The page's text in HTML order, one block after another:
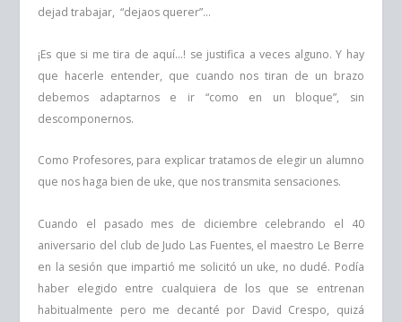
dejad trabajar, “dejaos querer”…
¡Es que si me tira de aquí…! se justifica a veces alguno. Y hay
que hacerle entender, que cuando nos tiran de un brazo
debemos adaptarnos e ir “como en un bloque”, sin
descomponernos.
Como Profesores, para explicar tratamos de elegir un alumno
que nos haga bien de uke, que nos transmita sensaciones.
Cuando el pasado mes de diciembre celebrando el 40
aniversario del club de Judo Las Fuentes, el maestro Le Berre
en la sesión que impartió me solicitó un uke, no dudé. Podía
haber elegido entre cualquiera de los que se entrenan
habitualmente pero me decanté por David Crespo, quizá